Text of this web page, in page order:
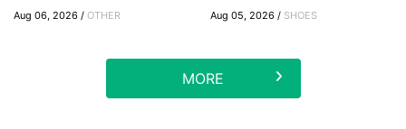
Aug 06, 2026 / OTHER Aug 05, 2026 / SHOES
MORE